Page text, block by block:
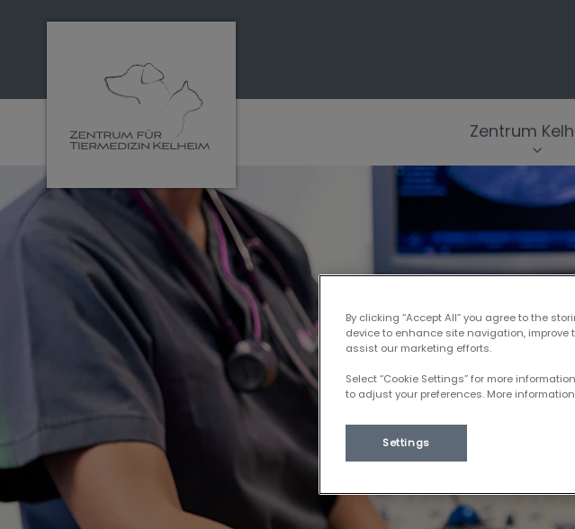
Homepage Tiermedizin Kelheim
Zentrum
By clicking “Accept All” you agree to the
device to enhance site navigation, improve
assist our marketing efforts.
Select “Cookie Settings” for more
to adjust your preferences. More
Settings